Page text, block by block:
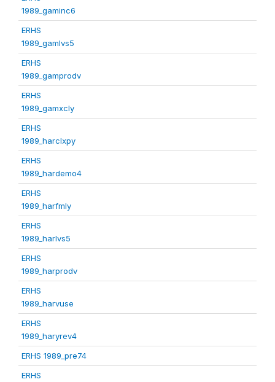
1989_gaminc6
ERHS
1989_gamlvs5
ERHS
1989_gamprodv
ERHS
1989_gamxcly
ERHS
1989_harclxpy
ERHS
1989_hardemo4
ERHS
1989_harfmly
ERHS
1989_harlvs5
ERHS
1989_harprodv
ERHS
1989_harvuse
ERHS
1989_haryrev4
ERHS 1989_pre74
ERHS